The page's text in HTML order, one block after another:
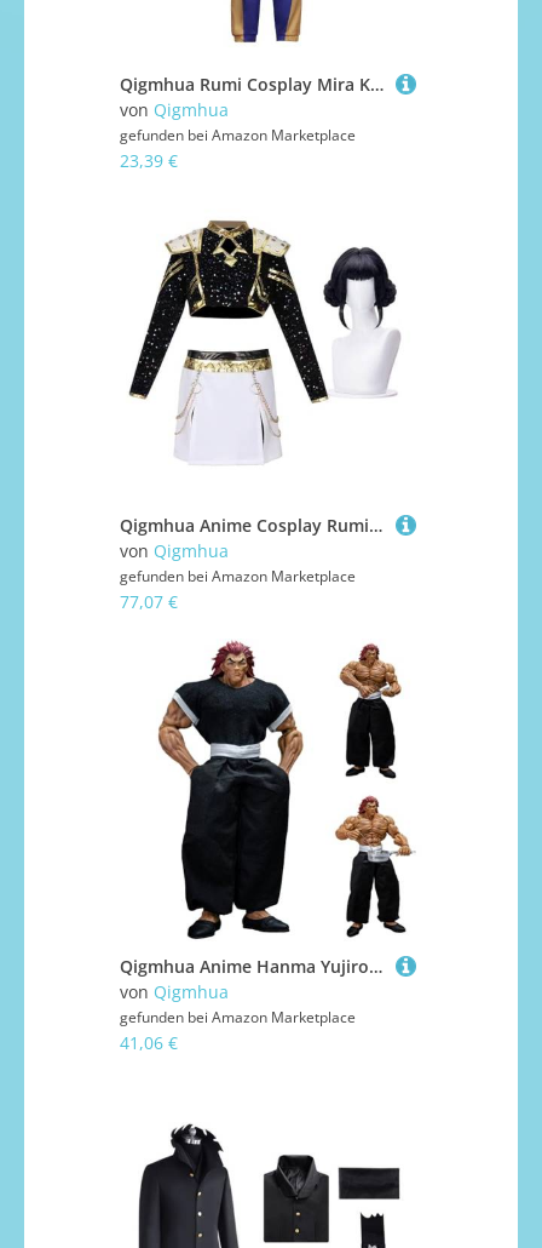
Qigmhua Rumi Cosplay Mira Kostüm Zoey cosplay Outfits Anime Idol-Auftritte Bühnenuniform Bandauftritte Anzug Carnival Halloween
von Qigmhua
gefunden bei Amazon Marketplace
23,39 €
Qigmhua Anime Cosplay Rumi/Mira/Zoey Kostüm Mit Zubehör Anime Idol Kostüm Halloween für Frauen Cosplay Schwarz und Goldfarben Kleid
von Qigmhua
gefunden bei Amazon Marketplace
77,07 €
Qigmhua Anime Hanma Yujiro Figur Action Bewegliches Austauschbares Gesicht Hanma Yujiro Statue, PVC Figurine 19cm Modell Schlafzimmer Ornament
von Qigmhua
gefunden bei Amazon Marketplace
41,06 €